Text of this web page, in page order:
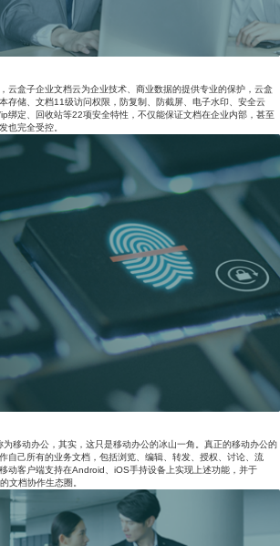
云盒子企业文档云为企业技术、商业数据的提供专业的保护，云盒
存储、文档11级访问权限，防复制、防截屏、电子水印、安全云
绑定、回收站等22项安全特性，不仅能保证文档在企业内部，甚至
也完全受控。
移动办公，其实，这只是移动办公的冰山一角。真正的移动办公的
自己所有的业务文档，包括浏览、编辑、转发、授权、讨论、流
动客户端支持在Android、iOS手持设备上实现上述功能，并于
文档协作生态圈。